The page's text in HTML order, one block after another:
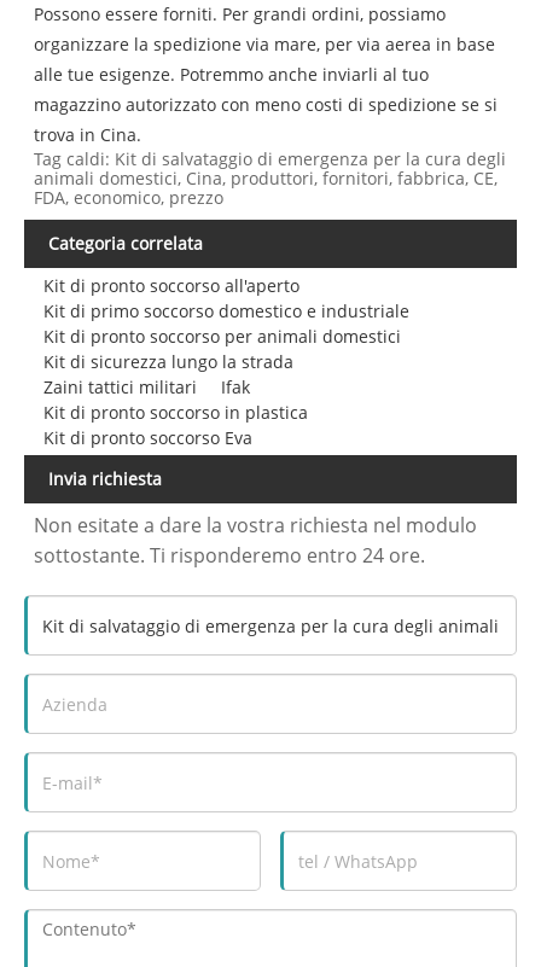
Possono essere forniti. Per grandi ordini, possiamo
organizzare la spedizione via mare, per via aerea in base
alle tue esigenze. Potremmo anche inviarli al tuo
magazzino autorizzato con meno costi di spedizione se si
trova in Cina.
Tag caldi: Kit di salvataggio di emergenza per la cura degli
animali domestici, Cina, produttori, fornitori, fabbrica, CE,
FDA, economico, prezzo
Categoria correlata
Kit di pronto soccorso all'aperto
Kit di primo soccorso domestico e industriale
Kit di pronto soccorso per animali domestici
Kit di sicurezza lungo la strada
Zaini tattici militari
Ifak
Kit di pronto soccorso in plastica
Kit di pronto soccorso Eva
Invia richiesta
Non esitate a dare la vostra richiesta nel modulo
sottostante. Ti risponderemo entro 24 ore.